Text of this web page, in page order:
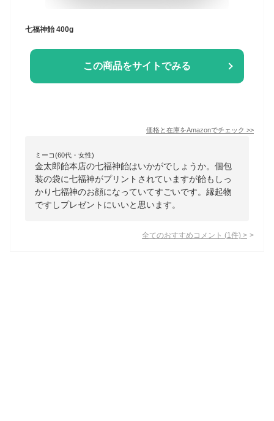
七福神飴 400g
この商品をサイトでみる
価格と在庫をAmazonでチェック >>
ミーコ(60代・女性)
金太郎飴本店の七福神飴はいかがでしょうか。個包
装の袋に七福神がプリントされていますが飴もしっ
かり七福神のお顔になっていてすごいです。縁起物
ですしプレゼントにいいと思います。
全てのおすすめコメント (1 件) >